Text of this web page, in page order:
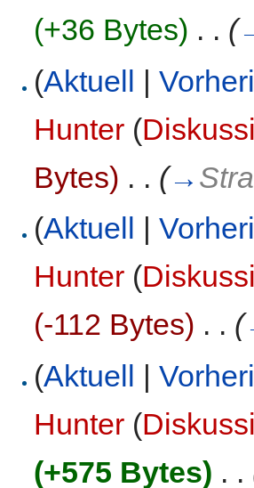
(+36 Bytes) . . (
(Aktuell |
Hunter (
Bytes) . . (→
(Aktuell |
Hunter (
(-112 Bytes) . . (
(Aktuell |
Hunter (
(+575 Bytes) . .